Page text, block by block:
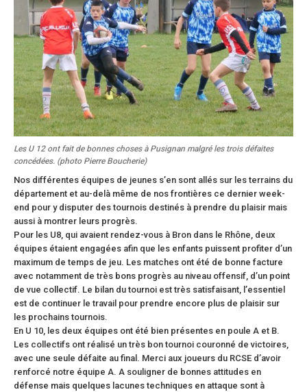
Les U 12 ont fait de bonnes choses à Pusignan malgré les trois défaites
concédées. (photo Pierre Boucherie)
Nos différentes équipes de jeunes s’en sont allés sur les terrains du
département et au-delà même de nos frontières ce dernier week-
end pour y disputer des tournois destinés à prendre du plaisir mais
aussi à montrer leurs progrès.
Pour les U8, qui avaient rendez-vous à Bron dans le Rhône, deux
équipes étaient engagées afin que les enfants puissent profiter d’un
maximum de temps de jeu. Les matches ont été de bonne facture
avec notamment de très bons progrès au niveau offensif, d’un point
de vue collectif. Le bilan du tournoi est très satisfaisant, l’essentiel
est de continuer le travail pour prendre encore plus de plaisir sur
les prochains tournois.
En U 10, les deux équipes ont été bien présentes en poule A et B.
Les collectifs ont réalisé un très bon tournoi couronné de victoires,
avec une seule défaite au final. Merci aux joueurs du RCSE d’avoir
renforcé notre équipe A. A souligner de bonnes attitudes en
défense mais quelques lacunes techniques en attaque sont à